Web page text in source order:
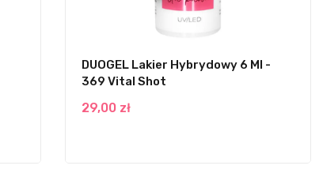
DUOGEL Lakier Hybrydowy 6 Ml -
369 Vital Shot
29,00 zł